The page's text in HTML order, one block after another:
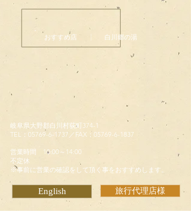
​おすすめ店 | 白川郷の湯
岐阜県大野郡白川村荻町374-1
TEL：05769-6-1737／ FAX：05769-6-1837
営業時間 10:00～14:00
​不定休
※事前に営業の確認をして頂く事をおすすめします。
English 旅行代理店様